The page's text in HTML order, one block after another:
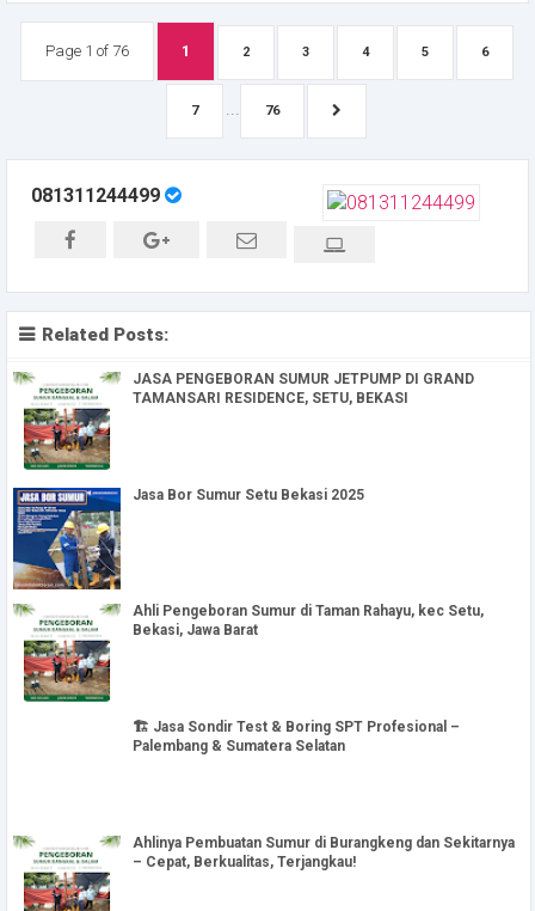
Page 1 of 76 1 2 3 4 5 6
7 ... 76
081311244499
Related Posts:
JASA PENGEBORAN SUMUR JETPUMP DI GRAND
TAMANSARI RESIDENCE, SETU, BEKASI
Jasa Bor Sumur Setu Bekasi 2025
Ahli Pengeboran Sumur di Taman Rahayu, kec Setu,
Bekasi, Jawa Barat
🏗️ Jasa Sondir Test & Boring SPT Profesional –
Palembang & Sumatera Selatan
Ahlinya Pembuatan Sumur di Burangkeng dan Sekitarnya
– Cepat, Berkualitas, Terjangkau!